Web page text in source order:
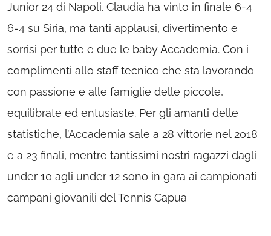
Junior 24 di Napoli. Claudia ha vinto in finale 6-4
6-4 su Siria, ma tanti applausi, divertimento e
sorrisi per tutte e due le baby Accademia. Con i
complimenti allo staff tecnico che sta lavorando
con passione e alle famiglie delle piccole,
equilibrate ed entusiaste. Per gli amanti delle
statistiche, l’Accademia sale a 28 vittorie nel 2018
e a 23 finali, mentre tantissimi nostri ragazzi dagli
under 10 agli under 12 sono in gara ai campionati
campani giovanili del Tennis Capua